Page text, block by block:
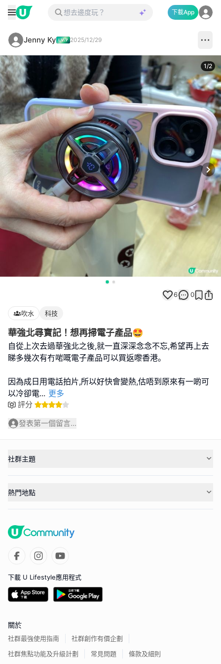
下載App
Jenny Ky 2025/12/29
1/2
6 0
吹水 科技
華強北尋寶記！想再掃電子產品🤩
自從上次去過華強北之後,就一直深深念念不忘,希望再上去
睇多幾次有冇啱嘅電子產品可以買返嚟香港｡
因為成日用電話拍片,所以好快會變熱,估唔到原來有一啲可
以冷卻電... 更多
評分
發表第一個留言...
社群主題
熱門地點
下載 U Lifestyle應用程式
關於
社群最強使用指南
社群創作有價企劃
社群焦點功能及升級計劃
常見問題 條款及細則